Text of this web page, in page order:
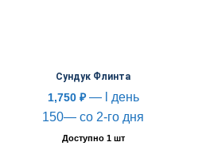
Сундук Флинта
1,750 ₽— l день
150— со 2-го дня
Доступно 1 шт